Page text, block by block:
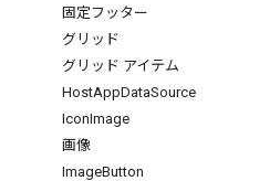
固定フッター
グリッド
グリッド アイテム
HostAppDataSource
IconImage
画像
ImageButton